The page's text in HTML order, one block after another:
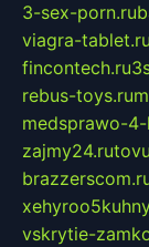
3-sex-porn.ru
viagra-tablet.ru
fincontech.ru
rebus-toys.ru
medsprawo-4-
zajmy24.ru
vskrytie-